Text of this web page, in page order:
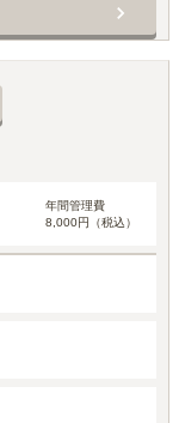
年間管理費
8,000円（税込）